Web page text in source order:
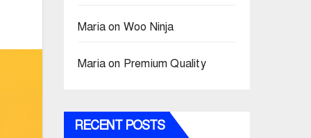
Maria on Woo Ninja
Maria on Premium Quality
RECENT POSTS